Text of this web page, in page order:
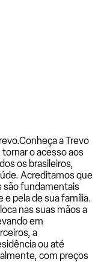
Conheça a Trevo
o acesso aos
os brasileiros,
Acreditamos que
são fundamentais
e pela de sua família.
nas suas mãos a
em
a
ou até
com preços